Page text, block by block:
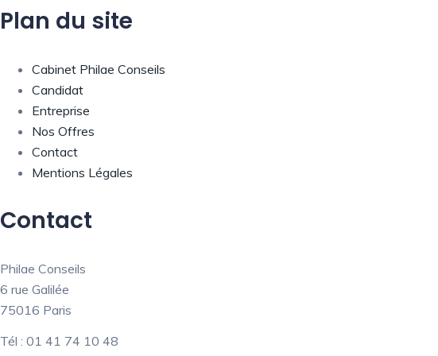
Plan du site
Cabinet Philae Conseils
Candidat
Entreprise
Nos Offres
Contact
Mentions Légales
Contact
Philae Conseils
6 rue Galilée
75016 Paris
Tél : 01 41 74 10 48